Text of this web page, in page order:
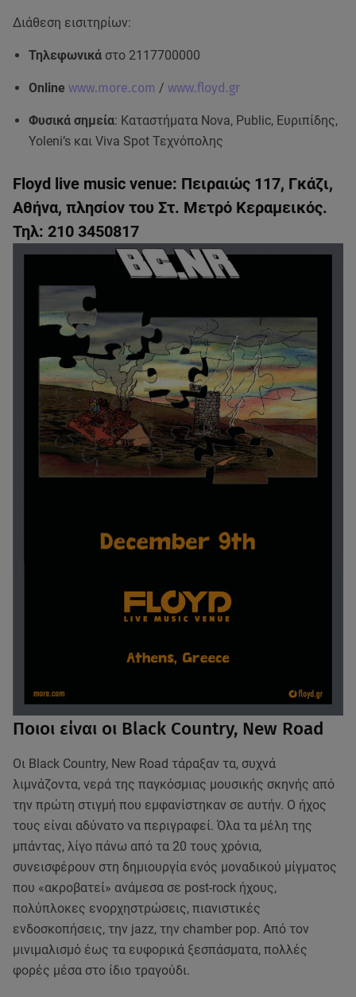
Διάθεση εισιτηρίων:
Τηλεφωνικά στο 2117700000
Online www.more.com / www.floyd.gr
Φυσικά σημεία: Καταστήματα Νova, Public, Ευριπίδης,
Yoleni’s και Viva Spot Τεχνόπολης
Floyd live music venue: Πειραιώς 117, Γκάζι,
Αθήνα, πλησίον του Στ. Μετρό Κεραμεικός.
Τηλ: 210 3450817
Ποιοι είναι οι Black Country, New Road
Οι Black Country, New Road τάραξαν τα, συχνά
λιμνάζοντα, νερά της παγκόσμιας μουσικής σκηνής από
την πρώτη στιγμή που εμφανίστηκαν σε αυτήν. Ο ήχος
τους είναι αδύνατο να περιγραφεί. Όλα τα μέλη της
μπάντας, λίγο πάνω από τα 20 τους χρόνια,
συνεισφέρουν στη δημιουργία ενός μοναδικού μίγματος
που «ακροβατεί» ανάμεσα σε post-rock ήχους,
πολύπλοκες ενορχηστρώσεις, πιανιστικές
ενδοσκοπήσεις, την jazz, την chamber pop. Aπό τον
μινιμαλισμό έως τα ευφορικά ξεσπάσματα, πολλές
φορές μέσα στο ίδιο τραγούδι.